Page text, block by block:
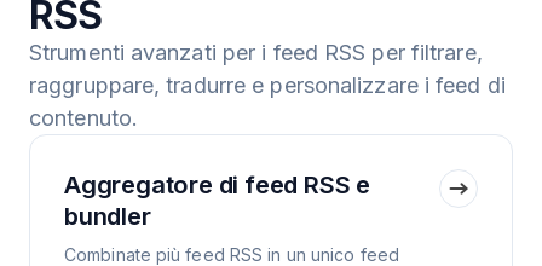
RSS
Strumenti avanzati per i feed RSS per filtrare,
raggruppare, tradurre e personalizzare i feed di
contenuto.
Aggregatore di feed RSS e
bundler
Combinate più feed RSS in un unico feed